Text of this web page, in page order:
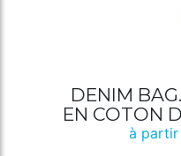
DENIM
EN COTON
à partir